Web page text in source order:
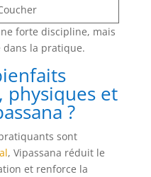
forte discipline, mais
la pratique.
physiques et
?
sont
, Vipassana réduit le
et renforce la